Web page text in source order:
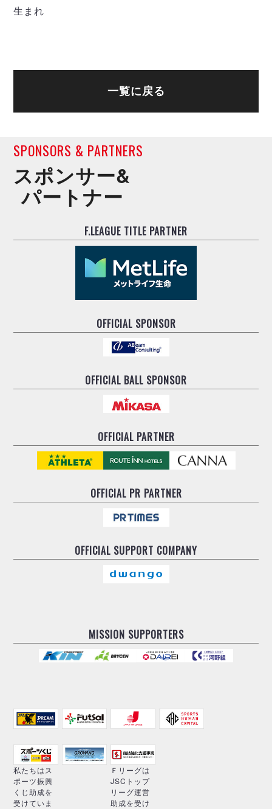
生まれ
一覧に戻る
SPONSORS & PARTNERS
スポンサー&
パートナー
F.LEAGUE TITLE PARTNER
OFFICIAL SPONSOR
OFFICIAL BALL SPONSOR
OFFICIAL PARTNER
OFFICIALPR PARTNER
OFFICIAL SUPPORT COMPANY
MISSION SUPPORTERS
私たちはス
ポーツ振興
くじ助成を
受けていま
Ｆリーグは
JSCトップ
リーグ運営
助成を受け